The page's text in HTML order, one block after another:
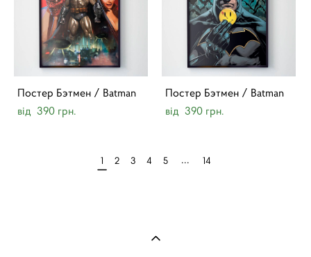
Постер Бэтмен / Batman
від 390 грн.
Постер Бэтмен / Batman
від 390 грн.
1 2 3 4 5 ... 14